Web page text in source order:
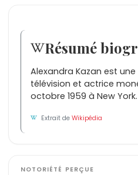
Résumé
Alexandra Kazan est
télévision et actrice
octobre 1959 à New York.
Extrait deWikipédia
NOTORIÉTÉ PERÇUE